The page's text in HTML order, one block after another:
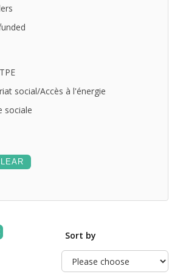
social/Accès à l'énergie
sociale
Sort by